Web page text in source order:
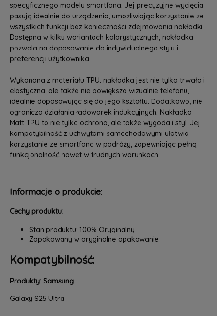
specyficznego modelu smartfona. Jej precyzyjne wycięcia
pasują idealnie do urządzenia, umożliwiając korzystanie ze
wszystkich funkcji bez konieczności zdejmowania nakładki.
Dostępna w kilku wariantach kolorystycznych, nakładka
pozwala na dopasowanie do indywidualnego stylu i
preferencji użytkownika.
Wykonana z materiału TPU, nakładka jest nie tylko trwała i
elastyczna, ale także nie powiększa wizualnie telefonu,
idealnie dopasowując się do jego kształtu. Dodatkowo, nie
ogranicza działania ładowarek indukcyjnych. Nakładka
Matt TPU to nie tylko ochrona, ale także wygoda i styl. Jej
kompatybilność z uchwytami samochodowymi ułatwia
korzystanie ze smartfona w podróży, zapewniając pełną
funkcjonalność nawet w trudnych warunkach.
Informacje o produkcie:
Cechy produktu:
Stan produktu: 100% Oryginalny
Zapakowany w oryginalne opakowanie
Kompatybilność:
Produkty: Samsung
Galaxy S25 Ultra